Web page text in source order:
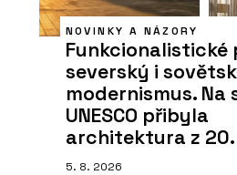
NOVINKY A NÁZORY
Funkcionalistické
severský i
modernismus. Na
UNESCO přibyla
architektura z
5. 8. 2026